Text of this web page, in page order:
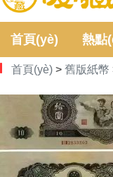
首頁(yè) 熱點
定 首頁(yè) > 舊版紙幣